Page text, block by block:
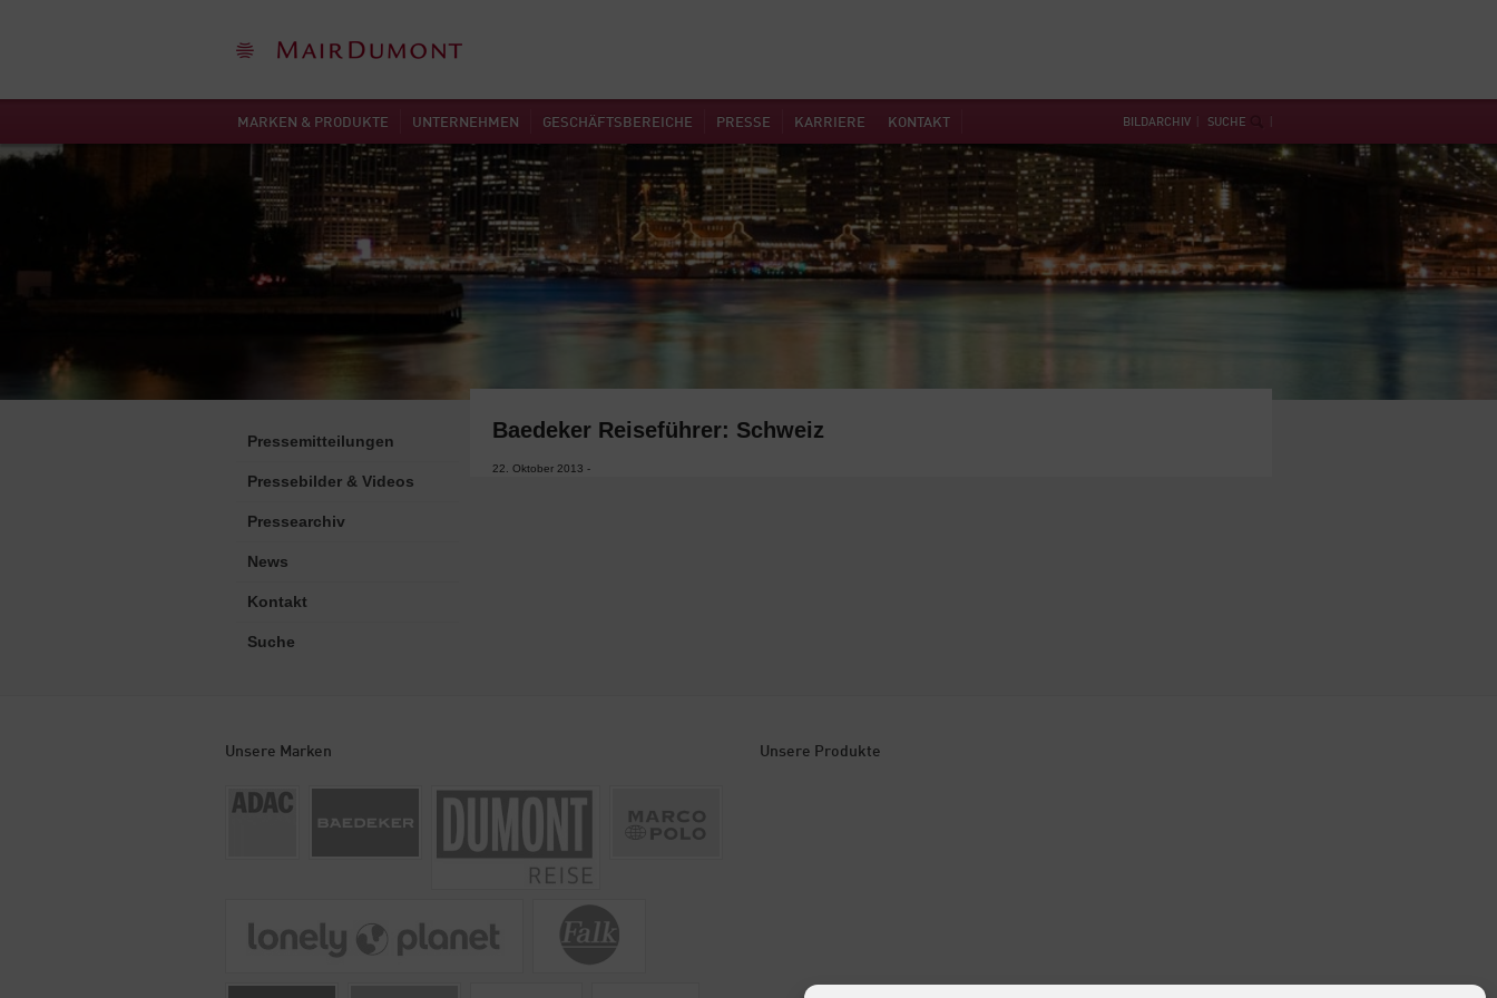
MARKEN & PRODUKTE UNTERNEHMEN GESCHÄFTSBEREICHE PRESSE KARRIERE KONTAKT BILDARCHIV SUCHE
Pressemitteilungen
Pressebilder & Videos
Pressearchiv
News
Kontakt
Suche
Baedeker Reiseführer: Schweiz
22. Oktober 2013 -
Unsere Marken Unsere Produkte